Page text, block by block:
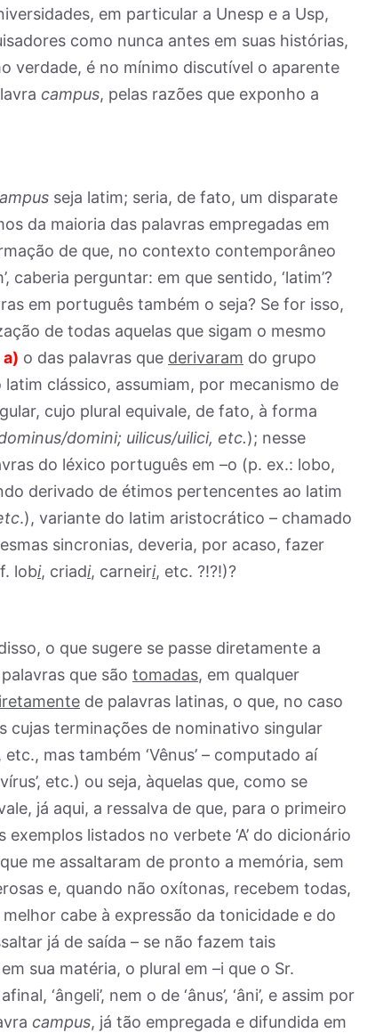
em particular a Unesp e a Usp,
como nunca antes em suas histórias,
verdade, é no mínimo discutível o aparente
campus, pelas razões que exponho a
seja latim; seria, de fato, um disparate
da maioria das palavras empregadas em
de que, no contexto contemporâneo
caberia perguntar: em que sentido, ‘latim’?
em português também o seja? Se for isso,
de todas aquelas que sigam o mesmo
a) o das palavras que derivaram do grupo
clássico, assumiam, por mecanismo de
cujo plural equivale, de fato, à forma
domini; uilicus/uilici, etc.); nesse
do léxico português em –o (p. ex.: lobo,
derivado de étimos pertencentes ao latim
.), variante do latim aristocrático – chamado
sincronias, deveria, por acaso, fazer
lobi, criadi, carneiri, etc. ?!?!)?
o que sugere se passe diretamente a
que são tomadas, em qualquer
de palavras latinas, o que, no caso
cujas terminações de nominativo singular
mas também ‘Vênus’ – computado aí
etc.) ou seja, àquelas que, como se
já aqui, a ressalva de que, para o primeiro
listados no verbete ‘A’ do dicionário
me assaltaram de pronto a memória, sem
e, quando não oxítonas, recebem todas,
cabe à expressão da tonicidade e do
já de saída – se não fazem tais
sua matéria, o plural em –i que o Sr.
‘ângeli’, nem o de ‘ânus’, ‘âni’, e assim por
campus, já tão empregada e difundida em